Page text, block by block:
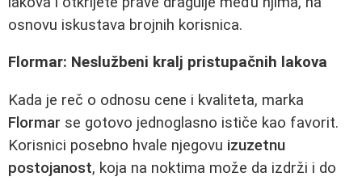
osnovu iskustava brojnih korisnica.
Flormar: Neslužbeni kralj pristupačnih lakova
Kada je reč o odnosu cene i kvaliteta, marka
Flormar se gotovo jednoglasno ističe kao favorit.
Korisnici posebno hvale njegovu izuzetnu
postojanost, koja na noktima može da izdrži i do